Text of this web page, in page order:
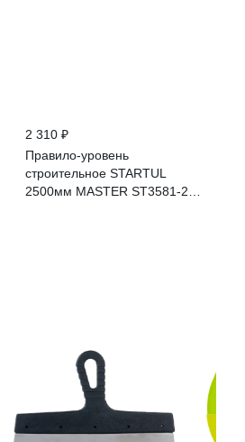
2 310 ₽
Правило-уровень
строительное STARTUL
2500мм MASTER ST3581-250